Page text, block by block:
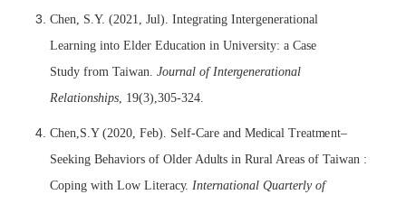
Chen, S.Y. (2021, Jul). Integrating Intergenerational
Learning into Elder Educationin University: a Case
Study fromTaiwan. Journal of Intergenerational
Relationships, 19(3),305-324.
Chen,S.Y (2020, Feb). Self-Care and MedicalTreatment–
Seeking Behaviors of Older Adultsin Rural Areas ofTaiwan :
Coping with Low Literacy.InternationalQuarterly of